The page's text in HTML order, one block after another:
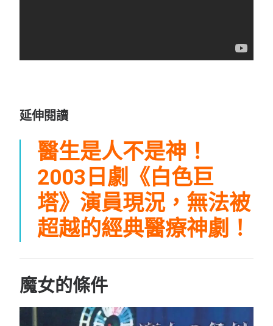
延伸閱讀
醫生是人不是神！
2003日劇《白色巨
塔》演員現況，無法被
超越的經典醫療神劇！
魔女的條件